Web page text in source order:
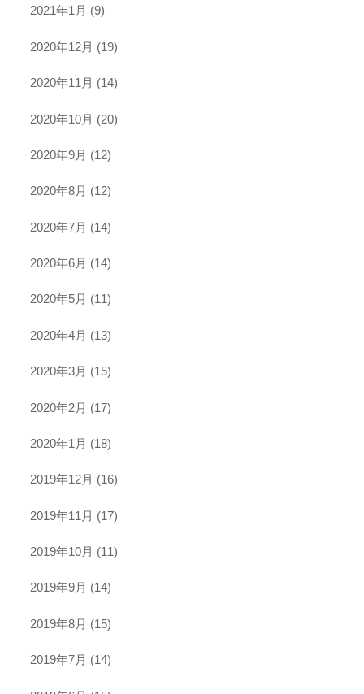
2021年1月 (9)
2020年12月 (19)
2020年11月 (14)
2020年10月 (20)
2020年9月 (12)
2020年8月 (12)
2020年7月 (14)
2020年6月 (14)
2020年5月 (11)
2020年4月 (13)
2020年3月 (15)
2020年2月 (17)
2020年1月 (18)
2019年12月 (16)
2019年11月 (17)
2019年10月 (11)
2019年9月 (14)
2019年8月 (15)
2019年7月 (14)